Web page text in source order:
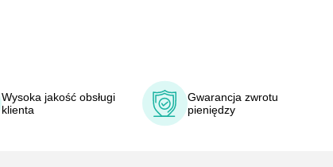
Wysoka jakość obsługi
klienta
Gwarancja zwrotu
pieniędzy